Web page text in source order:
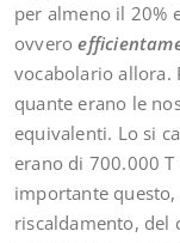
per almeno il 20%
ovvero
vocabolario allora.
quante erano le
equivalenti. Lo si
erano di 700.000
importante
riscaldamento, del